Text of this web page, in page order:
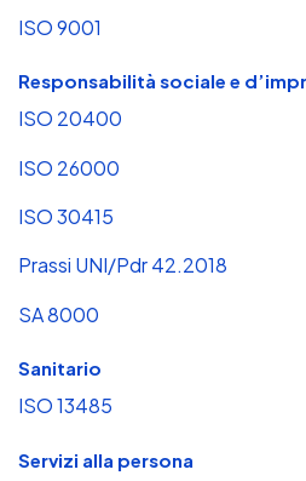
ISO 9001
Responsabilità sociale e
ISO 20400
ISO 26000
ISO 30415
Prassi UNI/Pdr 42.2018
SA 8000
Sanitario
ISO 13485
Servizi alla persona